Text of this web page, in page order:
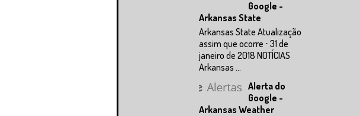
Google -
Arkansas State
Arkansas State Atualização
assim que ocorre ⋅ 31 de
janeiro de 2018 NOTÍCIAS
Arkansas ...
Alerta do
Google -
Arkansas Weather